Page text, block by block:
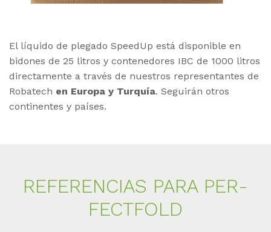
El líquido de plegado SpeedUp está disponible en
bidones de 25 litros y contenedores IBC de 1000 litros
directamente a través de nuestros representantes de
Robatech en Europa y Turquía. Seguirán otros
continentes y países.
RE­FE­REN­CI­AS PARA PER­
FECT­FOLD